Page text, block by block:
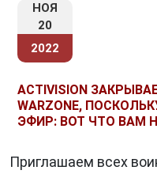
НОЯ
20
2022
ACTIVISION
WARZONE,
ЭФИР: ВОТ ЧТО ВАМ
Приглашаем всех